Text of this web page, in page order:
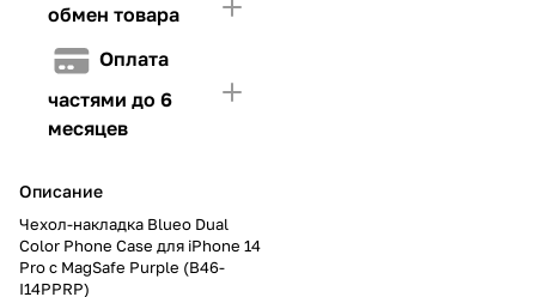
обмен товара
Оплата
частями до 6
месяцев
Описание
Чехол-накладка Blueo Dual
Color Phone Case для iPhone 14
Pro с MagSafe Purple (B46-
I14PPRP)